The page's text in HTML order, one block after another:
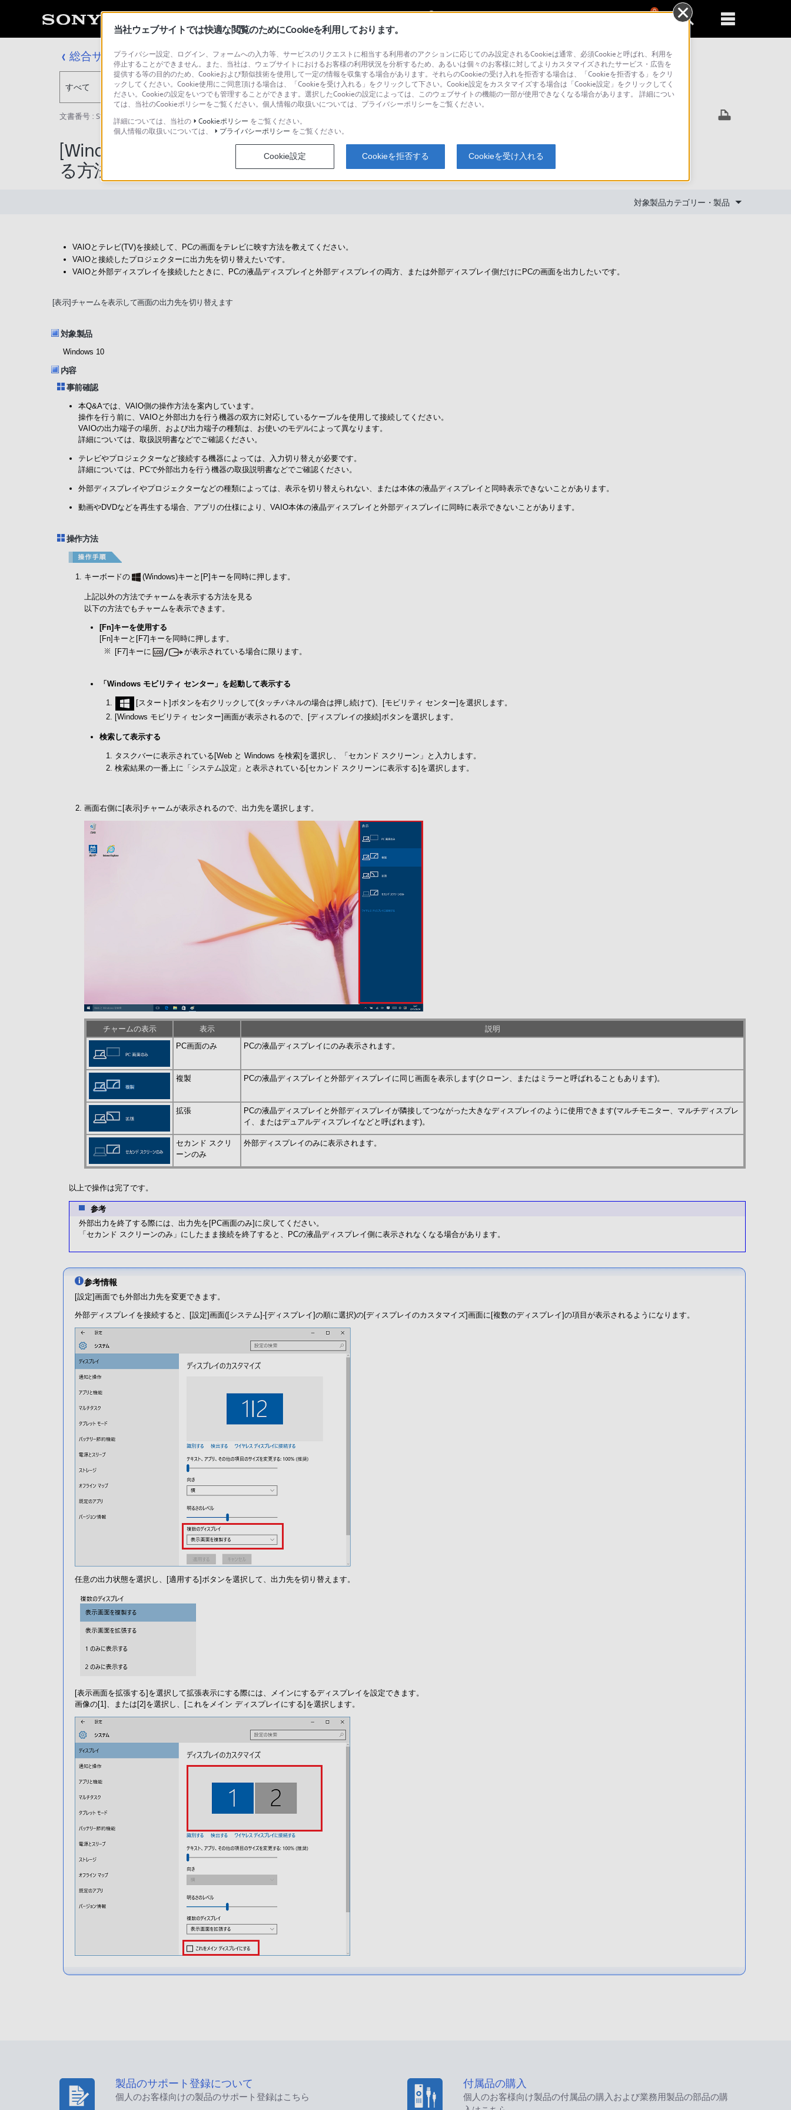
0
総合サポート・お問い合わせ
すべて 検索
文書番号 : S1507230073001 / 最終更新日 : 2025/03/11
[Windows 10] PCの画面を外部ディスプレイやテレビ(TV)に外部出力す
る方法
対象製品カテゴリー・製品
VAIOとテレビ(TV)を接続して、PCの画面をテレビに映す方法を教えてください。
VAIOと接続したプロジェクターに出力先を切り替えたいです。
VAIOと外部ディスプレイを接続したときに、PCの液晶ディスプレイと外部ディスプレイの両方、または外部ディスプレイ側だけにPCの画面を出力したいです。
[表示]チャームを表示して画面の出力先を切り替えます
対象製品
Windows 10
内容
事前確認
本Q&Aでは、VAIO側の操作方法を案内しています。
操作を行う前に、VAIOと外部出力を行う機器の双方に対応しているケーブルを使用して接続してください。
VAIOの出力端子の場所、および出力端子の種類は、お使いのモデルによって異なります。
詳細については、取扱説明書などでご確認ください。
テレビやプロジェクターなど接続する機器によっては、入力切り替えが必要です。
詳細については、PCで外部出力を行う機器の取扱説明書などでご確認ください。
外部ディスプレイやプロジェクターなどの種類によっては、表示を切り替えられない、または本体の液晶ディスプレイと同時表示できないことがあります。
動画やDVDなどを再生する場合、アプリの仕様により、VAIO本体の液晶ディスプレイと外部ディスプレイに同時に表示できないことがあります。
操作方法
キーボードの (Windows)キーと[P]キーを同時に押します。
上記以外の方法でチャームを表示する方法を見る
以下の方法でもチャームを表示できます。
[Fn]キーを使用する
[Fn]キーと[F7]キーを同時に押します。
[F7]キーに
が表示されている場合に限ります。
「Windows モビリティ センター」を起動して表示する
[スタート]ボタンを右クリックして(タッチパネルの場合は押し続けて)、[モビリティ センター]を選択します。
[Windows モビリティ センター]画面が表示されるので、[ディスプレイの接続]ボタンを選択します。
検索して表示する
タスクバーに表示されている[Web と Windows を検索]を選択し、「セカンド スクリーン」と入力します。
検索結果の一番上に「システム設定」と表示されている[セカンド スクリーンに表示する]を選択します。
画面右側に[表示]チャームが表示されるので、出力先を選択します。
チャームの表示 表示
説明
PC画面のみ
PCの液晶ディスプレイにのみ表示されます。
複製 PCの液晶ディスプレイと外部ディスプレイに同じ画面を表示します(クローン、またはミラーと呼ばれることもあります)。
拡張
PCの液晶ディスプレイと外部ディスプレイが隣接してつながった大きなディスプレイのように使用できます(マルチモニター、マルチディスプレ
イ、またはデュアルディスプレイなどと呼ばれます)。
セカンド スクリ
ーンのみ
外部ディスプレイのみに表示されます。
以上で操作は完了です。
参考
外部出力を終了する際には、出力先を[PC画面のみ]に戻してください。
「セカンド スクリーンのみ」にしたまま接続を終了すると、PCの液晶ディスプレイ側に表示されなくなる場合があります。
参考情報
[設定]画面でも外部出力先を変更できます。
外部ディスプレイを接続すると、[設定]画面([システム]-[ディスプレイ]の順に選択)の[ディスプレイのカスタマイズ]画面に[複数のディスプレイ]の項目が表示されるようになります。
任意の出力状態を選択し、[適用する]ボタンを選択して、出力先を切り替えます。
[表示画面を拡張する]を選択して拡張表示にする際には、メインにするディスプレイを設定できます。
画像の[1]、または[2]を選択し、[これをメイン ディスプレイにする]を選択します。
製品のサポート登録について
個人のお客様向けの製品のサポート登録はこちら
付属品の購入
個人のお客様向け製品の付属品の購入および業務用製品の部品の購
当社ウェブサイトでは快適な閲覧のためにCookieを利用しております。
プライバシー設定、ログイン、フォームへの入力等、サービスのリクエストに相当する利用者のアクションに応じてのみ設定されるCookieは通常、必須Cookieと呼ばれ、利用を
停止することができません。また、当社は、ウェブサイトにおけるお客様の利用状況を分析するため、あるいは個々のお客様に対してよりカスタマイズされたサービス・広告を
提供する等の目的のため、Cookieおよび類似技術を使用して一定の情報を収集する場合があります。それらのCookieの受け入れを拒否する場合は、「Cookieを拒否する」をクリ
ックしてください。Cookie使用にご同意頂ける場合は、「Cookieを受け入れる」をクリックして下さい。Cookie設定をカスタマイズする場合は「Cookie設定」をクリックしてく
ださい。Cookieの設定をいつでも管理することができます。選択したCookieの設定によっては、このウェブサイトの機能の一部が使用できなくなる場合があります。 詳細につい
ては、当社のCookieポリシーをご覧ください。個人情報の取扱いについては、プライバシーポリシーをご覧ください。
詳細については、当社の
Cookieポリシー をご覧ください。
個人情報の取扱いについては、
プライバシーポリシー をご覧ください。
Cookie設定 Cookieを拒否する Cookieを受け入れる